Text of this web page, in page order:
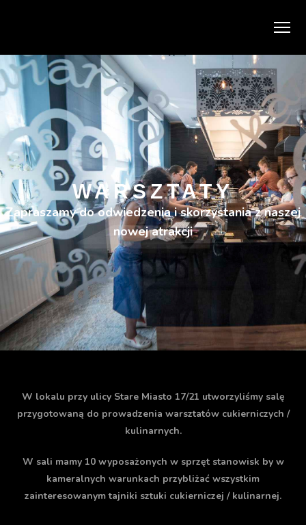
WARSZTATY
Zapraszamy do odwiedzenia i skorzystania z naszej
nowej atrakcji
W lokalu przy ulicy Stare Miasto 17/21 utworzyliśmy salę
przygotowaną do prowadzenia warsztatów cukierniczych /
kulinarnych.
W sali mamy 10 wyposażonych w sprzęt stanowisk by w
kameralnych warunkach przybliżać wszystkim
zainteresowanym tajniki sztuki cukierniczej / kulinarnej.